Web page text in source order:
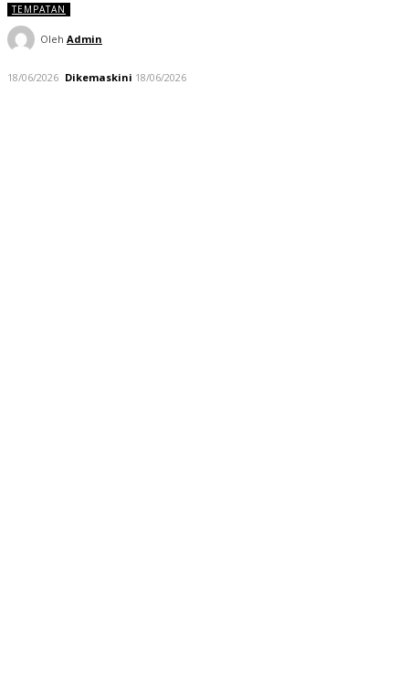
TEMPATAN
Oleh Admin
18/06/2026 Dikemaskini 18/06/2026